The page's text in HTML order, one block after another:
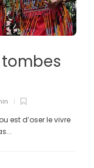
tombes
est d’oser le vivre